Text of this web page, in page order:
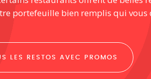
portefeuille bien remplis qui
LES RESTOS AVEC PROMOS